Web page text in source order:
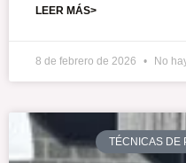
LEER MÁS>
8 de febrero de 2026 No
TÉCNICAS DE